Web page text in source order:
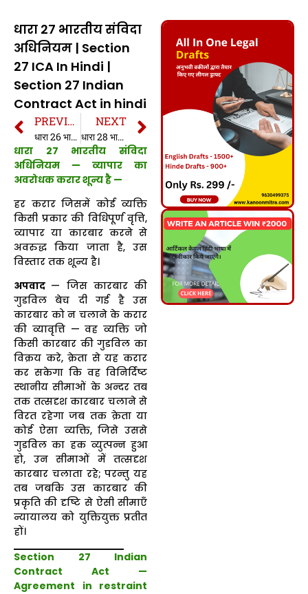
धारा 27 भारतीय संविदा
अधिनियम | Section
27 ICA In Hindi |
Section 27 Indian
Contract Act in hindi
PREVIOUS
धारा 26 भारतीय संविदा अधिनियम | Section 26 ICA In Hindi | Section 26 Indian Contract Act in hindi
NEXT
धारा 28 भारतीय संविदा अधिनियम | Section 28 ICA In Hindi | Section 28 Indian Contract Act in hindi
धारा 27 भारतीय संविदा
अधिनियम — व्यापार का
अवरोधक करार शून्य है —
हर करार जिसमें कोई व्यक्ति
किसी प्रकार की विधिपूर्ण वृत्ति,
व्यापार या कारबार करने से
अवरुद्ध किया जाता है, उस
विस्तार तक शून्य है।
अपवाद — जिस कारबार की
गुडविल बेच दी गई है उस
कारबार को न चलाने के करार
की व्यावृत्ति — वह व्यक्ति जो
किसी कारबार की गुडविल का
विक्रय करे, क्रेता से यह करार
कर सकेगा कि वह विनिर्दिष्ट
स्थानीय सीमाओं के अन्दर तब
तक तत्सदृश कारबार चलाने से
विरत रहेगा जब तक क्रेता या
कोई ऐसा व्यक्ति, जिसे उससे
गुडविल का हक व्युत्पन्न हुआ
हो, उन सीमाओं में तत्सदृश
कारबार चलाता रहे; परन्तु यह
तब जबकि उस कारबार की
प्रकृति की दृष्टि से ऐसी सीमाएँ
न्यायालय को युक्तियुक्त प्रतीत
हों।
Section 27 Indian
Contract Act —
Agreement in restraint